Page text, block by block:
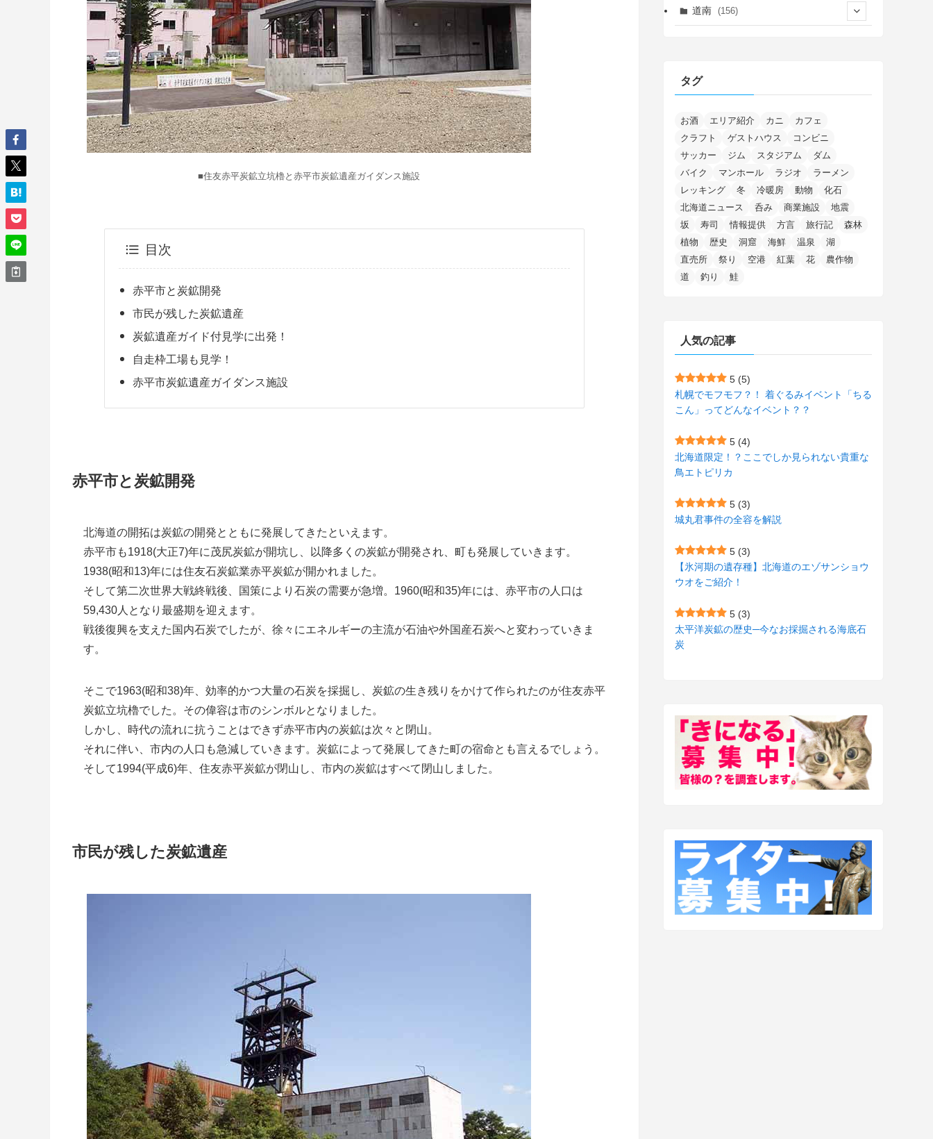
■住友赤平炭鉱立坑櫓と赤平市炭鉱遺産ガイダンス施設
目次
赤平市と炭鉱開発
市民が残した炭鉱遺産
炭鉱遺産ガイド付見学に出発！
自走枠工場も見学！
赤平市炭鉱遺産ガイダンス施設
赤平市と炭鉱開発
北海道の開拓は炭鉱の開発とともに発展してきたといえます。
赤平市も1918(大正7)年に茂尻炭鉱が開坑し、以降多くの炭鉱が開発され、町も発展していきます。
1938(昭和13)年には住友石炭鉱業赤平炭鉱が開かれました。
そして第二次世界大戦終戦後、国策により石炭の需要が急増。1960(昭和35)年には、赤平市の人口は
59,430人となり最盛期を迎えます。
戦後復興を支えた国内石炭でしたが、徐々にエネルギーの主流が石油や外国産石炭へと変わっていきま
す。
そこで1963(昭和38)年、効率的かつ大量の石炭を採掘し、炭鉱の生き残りをかけて作られたのが住友赤平
炭鉱立坑櫓でした。その偉容は市のシンボルとなりました。
しかし、時代の流れに抗うことはできず赤平市内の炭鉱は次々と閉山。
それに伴い、市内の人口も急減していきます。炭鉱によって発展してきた町の宿命とも言えるでしょう。
そして1994(平成6)年、住友赤平炭鉱が閉山し、市内の炭鉱はすべて閉山しました。
市民が残した炭鉱遺産
(14)
(11)
(27)
(7)
(21)
(4)
(7)
(2)
(1)
(7)
(10)
(5)
(2)
(72)
(5)
(15)
(9)
(11)
(3)
(15)
(157)
(52)
(3)
(4)
(4)
(27)
(6)
(5)
(5)
(35)
(11)
(2)
(43)
(5)
(1)
(8)
(5)
(4)
(1)
(10)
(2)
(1)
(8)
(1)
(3)
(9)
(15)
(2)
(1)
(11)
(12)
(4)
(2)
(3)
(3)
(7)
(5)
(5)
(24)
(3)
(1)
(31)
(7)
(12)
(4)
(27)
(6)
(2)
(1)
(9)
(5)
(8)
(5)
(10)
道南 (156)
(2)
(1)
(96)
(6)
(4)
(1)
(4)
タグ
お酒 エリア紹介 カニ
カフェ
クラフト
ゲストハウス
コンビニ
サッカー
ジム スタジアム
ダム
バイク
マンホール ラジオ
ラーメン
レッキング
冬 冷暖房 動物
化石
北海道ニュース
呑み 商業施設
地震
坂
寿司 情報提供 方言 旅行記
森林
植物
歴史 洞窟 海鮮 温泉
湖
直売所
祭り 空港 紅葉 花
農作物
道
釣り 鮭
人気の記事
5 (5)
札幌でモフモフ？！ 着ぐるみイベント「ちる
こん」ってどんなイベント？？
5 (4)
北海道限定！？ここでしか見られない貴重な
鳥エトピリカ
5 (3)
城丸君事件の全容を解説
5 (3)
【氷河期の遺存種】北海道のエゾサンショウ
ウオをご紹介！
5 (3)
太平洋炭鉱の歴史─今なお採掘される海底石
炭